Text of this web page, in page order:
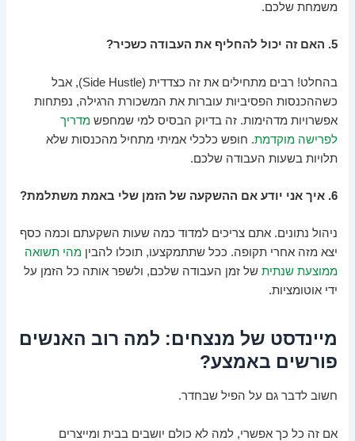
משמחת שלכם.
5. האם זה יכול להחליף את העבודה כשכיר?
בהחלט! רבים מתחילים את זה כצדדית (Side Hustle), אבל
כשההכנסות הפסיביות עוברות את המשכורת הרגילה, נפתחות
אפשרויות מדהימות. זה בדיוק הבסיס למי שמחפשמדריך
לפרישה מוקדמת. חופש כלכלי אמיתי מתחיל מהכנסות שלא
תלויות בשעות העבודה שלכם.
6. איך אני יודע אם ההשקעה של הזמן שלי באמת משתלמת?
ניהול נתונים. אתם צריכים למדוד כמה שעות השקעתם וכמה כסף
יצא מזה אחרי תקופה. ככל שתתמקצעו, תוכלו להביןמהי תשואה
ממוצעת שנתית של זמן העבודה שלכם, ולשפר אותה כל הזמן על
ידי אוטומציות.
מיינדסט של מנצחים: למה רוב האנשים
פורשים באמצע?
חשוב לדבר גם על הפיל שבחדר.
אם זה כל כך אפשרי, למה לא כולם יושבים בבית ומייצרים